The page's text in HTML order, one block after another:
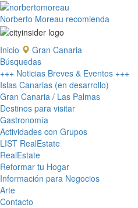
Norberto Moreau recomienda
Inicio
Gran Canaria
Búsquedas
+++ Noticias Breves & Eventos +++
Islas Canarias (en desarrollo)
Gran Canaria / Las Palmas
Destinos para visitar
Gastronomía
Actividades con Grupos
LIST RealEstate
RealEstate
Reformar tu Hogar
Información para Negocios
Arte
Contacto